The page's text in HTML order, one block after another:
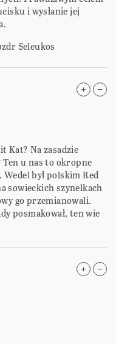
i wysłanie jej
Seleukos
Kat? Na zasadzie
Ten u nas to okropne
był polskim Red
sowieckich szynelkach
go przemianowali.
posmakował, ten wie